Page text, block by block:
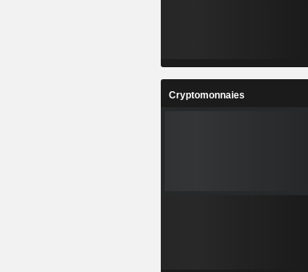
Cryptomonnaies